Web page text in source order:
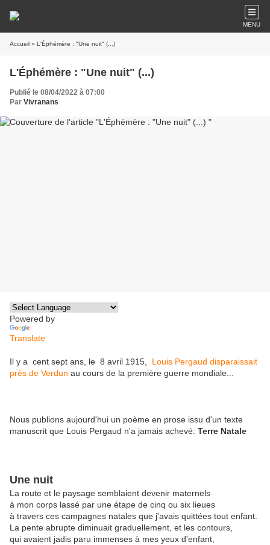
MENU
Accueil » L'Éphémère : "Une nuit" (...)
L'Éphémère : "Une nuit" (...)
Publié le 08/04/2022 à 07:00
Par Vivranans
Powered by
Translate
Il y a cent sept ans, le 8 avril 1915, Louis Pergaud disparaissait
près de Verdun au cours de la première guerre mondiale...
Nous publions aujourd'hui un poème en prose issu d'un texte
manuscrit que Louis Pergaud n'a jamais achevé: Terre Natale
Une nuit
La route et le paysage semblaient devenir maternels
à mon corps lassé par une étape de cinq ou six lieues
à travers ces campagnes natales que j'avais quittées tout enfant.
La pente abrupte diminuait graduellement, et les contours,
qui avaient jadis paru immenses à mes yeux d'enfant,